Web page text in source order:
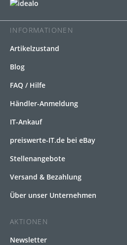
INFORMATIONEN
Artikelzustand
Blog
FAQ / Hilfe
Händler-Anmeldung
IT-Ankauf
preiswerte-IT.de bei eBay
Stellenangebote
Versand & Bezahlung
Über unser Unternehmen
AKTIONEN
Newsletter